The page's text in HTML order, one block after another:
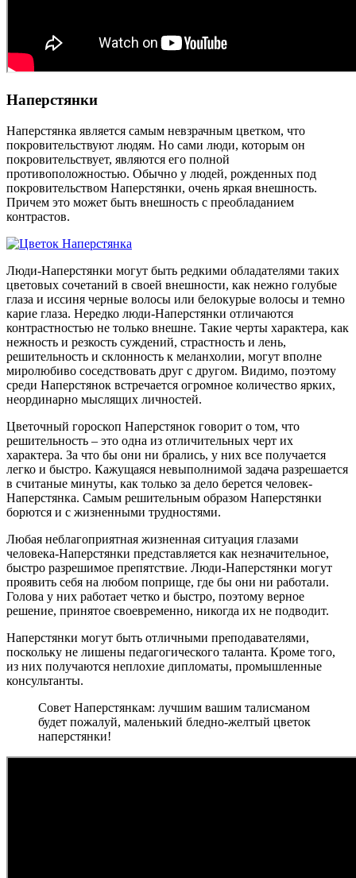
Наперстянки
Наперстянка является самым невзрачным цветком, что
покровительствуют людям. Но сами люди, которым он
покровительствует, являются его полной
противоположностью. Обычно у людей, рожденных под
покровительством Наперстянки, очень яркая внешность.
Причем это может быть внешность с преобладанием
контрастов.
Люди-Наперстянки могут быть редкими обладателями таких
цветовых сочетаний в своей внешности, как нежно голубые
глаза и иссиня черные волосы или белокурые волосы и темно
карие глаза. Нередко люди-Наперстянки отличаются
контрастностью не только внешне. Такие черты характера, как
нежность и резкость суждений, страстность и лень,
решительность и склонность к меланхолии, могут вполне
миролюбиво соседствовать друг с другом. Видимо, поэтому
среди Наперстянок встречается огромное количество ярких,
неординарно мыслящих личностей.
Цветочный гороскоп Наперстянок говорит о том, что
решительность – это одна из отличительных черт их
характера. За что бы они ни брались, у них все получается
легко и быстро. Кажущаяся невыполнимой задача разрешается
в считаные минуты, как только за дело берется человек-
Наперстянка. Самым решительным образом Наперстянки
борются и с жизненными трудностями.
Любая неблагоприятная жизненная ситуация глазами
человека-Наперстянки представляется как незначительное,
быстро разрешимое препятствие. Люди-Наперстянки могут
проявить себя на любом поприще, где бы они ни работали.
Голова у них работает четко и быстро, поэтому верное
решение, принятое своевременно, никогда их не подводит.
Наперстянки могут быть отличными преподавателями,
поскольку не лишены педагогического таланта. Кроме того,
из них получаются неплохие дипломаты, промышленные
консультанты.
Совет Наперстянкам: лучшим вашим талисманом
будет пожалуй, маленький бледно-желтый цветок
наперстянки!